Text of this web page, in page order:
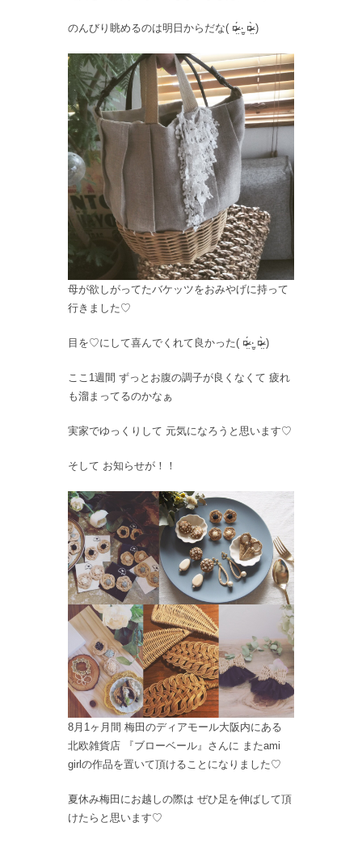
のんびり眺めるのは明日からだな( ¤̴̶̷̤́ ‧̫̮ ¤̴̶̷̤̀ )
母が欲しがってたバケッツをおみやげに持って
行きました♡
目を♡にして喜んでくれて良かった( ¤̴̶̷̤́ ‧̫̮ ¤̴̶̷̤̀ )
ここ1週間 ずっとお腹の調子が良くなくて 疲れ
も溜まってるのかなぁ
実家でゆっくりして 元気になろうと思います♡
そして お知らせが！！
8月1ヶ月間 梅田のディアモール大阪内にある
北欧雑貨店 『ブローベール』さんに またami
girlの作品を置いて頂けることになりました♡
夏休み梅田にお越しの際は ぜひ足を伸ばして頂
けたらと思います♡